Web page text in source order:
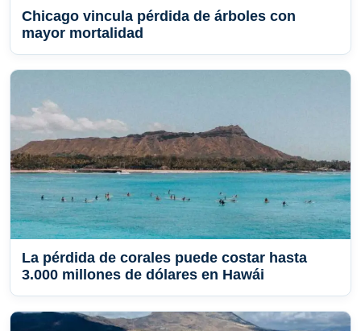
Chicago vincula pérdida de árboles con
mayor mortalidad
La pérdida de corales puede costar hasta
3.000 millones de dólares en Hawái